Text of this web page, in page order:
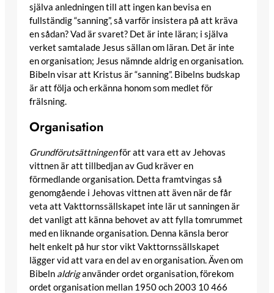
själva anledningen till att ingen kan bevisa en
fullständig “sanning”, så varför insistera på att kräva
en sådan? Vad är svaret? Det är inte läran; i själva
verket samtalade Jesus sällan om läran. Det är inte
en organisation; Jesus nämnde aldrig en organisation.
Bibeln visar att Kristus är “sanning”. Bibelns budskap
är att följa och erkänna honom som medlet för
frälsning.
Organisation
Grundförutsättningenför att vara ett av Jehovas
vittnen är att tillbedjan av Gud kräver en
förmedlande organisation. Detta framtvingas så
genomgående i Jehovas vittnen att även när de får
veta att Vakttornssällskapet inte lär ut sanningen är
det vanligt att känna behovet av att fylla tomrummet
med en liknande organisation. Denna känsla beror
helt enkelt på hur stor vikt Vakttornssällskapet
lägger vid att vara en del av en organisation. Även om
Bibeln aldriganvänder ordet organisation, förekom
ordet organisation mellan 1950 och 2003 10 466